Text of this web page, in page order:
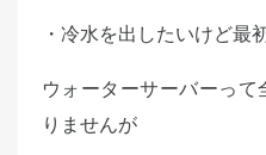
・冷水を出したいけど最
ウォーターサーバーっ
りませんが